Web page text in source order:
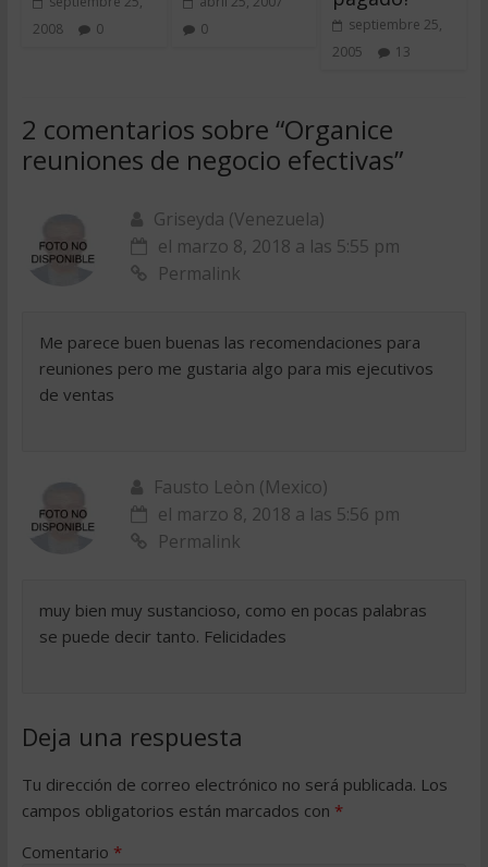
2008
0
0
septiembre 25,
2005
13
2 comentarios sobre “Organice
reuniones de negocio efectivas”
Griseyda (Venezuela)
el marzo 8, 2018 a las 5:55 pm
Permalink
Me parece buen buenas las recomendaciones para
reuniones pero me gustaria algo para mis ejecutivos
de ventas
Fausto Leòn (Mexico)
el marzo 8, 2018 a las 5:56 pm
Permalink
muy bien muy sustancioso, como en pocas palabras
se puede decir tanto. Felicidades
Deja una respuesta
Tu dirección de correo electrónico no será publicada. Los
campos obligatorios están marcados con *
Comentario *